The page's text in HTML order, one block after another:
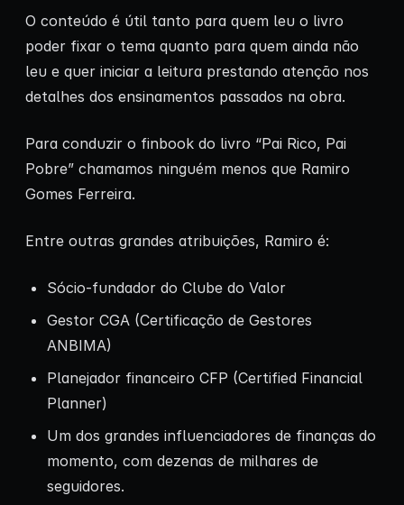
O conteúdo é útil tanto para quem leu o livro
poder fixar o tema quanto para quem ainda não
leu e quer iniciar a leitura prestando atenção nos
detalhes dos ensinamentos passados na obra.
Para conduzir o finbook do livro “Pai Rico, Pai
Pobre” chamamos ninguém menos que Ramiro
Gomes Ferreira.
Entre outras grandes atribuições, Ramiro é:
Sócio-fundador do Clube do Valor
Gestor CGA (Certificação de Gestores
ANBIMA)
Planejador financeiro CFP (Certified Financial
Planner)
Um dos grandes influenciadores de finanças do
momento, com dezenas de milhares de
seguidores.